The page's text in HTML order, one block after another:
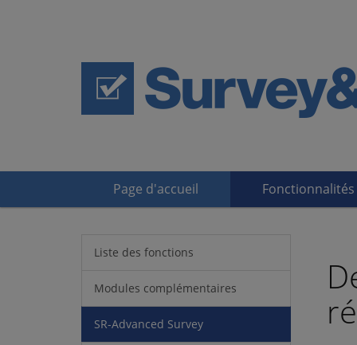
Page d'accueil Fonctionnalités
Liste des fonctions
Modules complémentaires
SR-Advanced Survey